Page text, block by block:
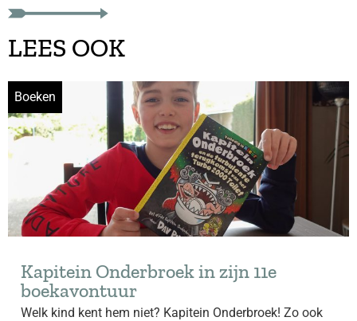
LEES OOK
Boeken
Kapitein Onderbroek in zijn 11e
boekavontuur
Welk kind kent hem niet? Kapitein Onderbroek! Zo ook